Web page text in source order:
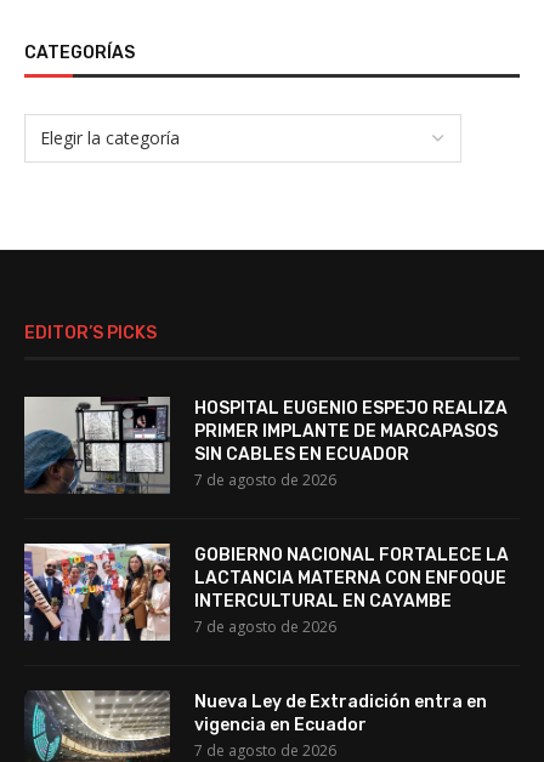
CATEGORÍAS
EDITOR’S PICKS
HOSPITAL EUGENIO ESPEJO REALIZA
PRIMER IMPLANTE DE MARCAPASOS
SIN CABLES EN ECUADOR
7 de agosto de 2026
GOBIERNO NACIONAL FORTALECE LA
LACTANCIA MATERNA CON ENFOQUE
INTERCULTURAL EN CAYAMBE
7 de agosto de 2026
Nueva Ley de Extradición entra en
vigencia en Ecuador
7 de agosto de 2026